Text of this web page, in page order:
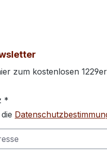
zum kostenlosen
*